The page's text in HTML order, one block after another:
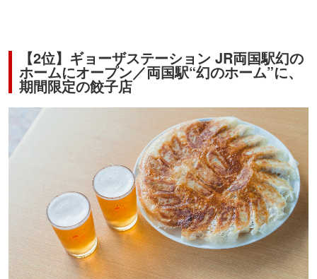
【2位】ギョーザステーション JR両国駅幻の
ホームにオープン／両国駅“幻のホーム”に、
期間限定の餃子店